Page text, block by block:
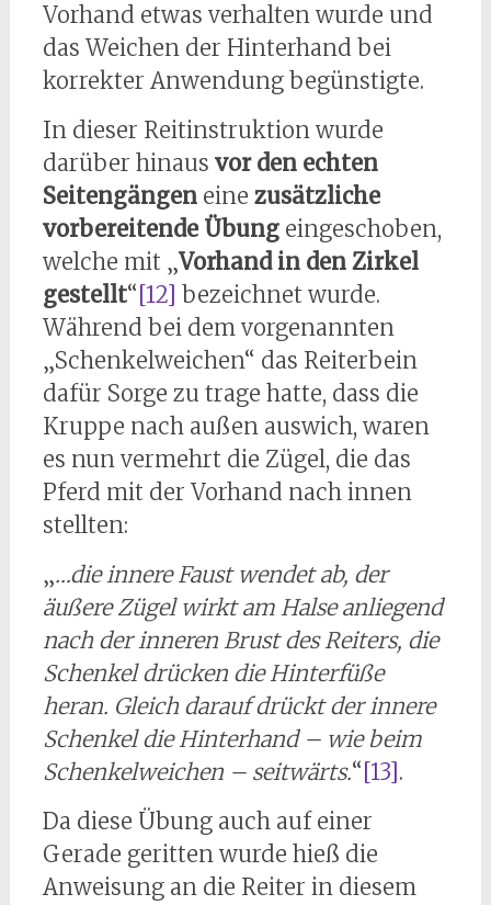
Vorhand etwas verhalten wurde und
das Weichen der Hinterhand bei
korrekter Anwendung begünstigte.
In dieser Reitinstruktion wurde
darüber hinaus vor den echten
Seitengängeneine zusätzliche
vorbereitende Übungeingeschoben,
welche mit „Vorhand in den Zirkel
gestellt“[12] bezeichnet wurde.
Während bei dem vorgenannten
„Schenkelweichen“ das Reiterbein
dafür Sorge zu trage hatte, dass die
Kruppe nach außen auswich, waren
es nun vermehrt die Zügel, die das
Pferd mit der Vorhand nach innen
stellten:
„…die innere Faust wendet ab, der
äußere Zügel wirkt am Halse anliegend
nach der inneren Brust des Reiters, die
Schenkel drücken die Hinterfüße
heran. Gleich darauf drückt der innere
Schenkel die Hinterhand – wie beim
Schenkelweichen – seitwärts.“[13].
Da diese Übung auch auf einer
Gerade geritten wurde hieß die
Anweisung an die Reiter in diesem